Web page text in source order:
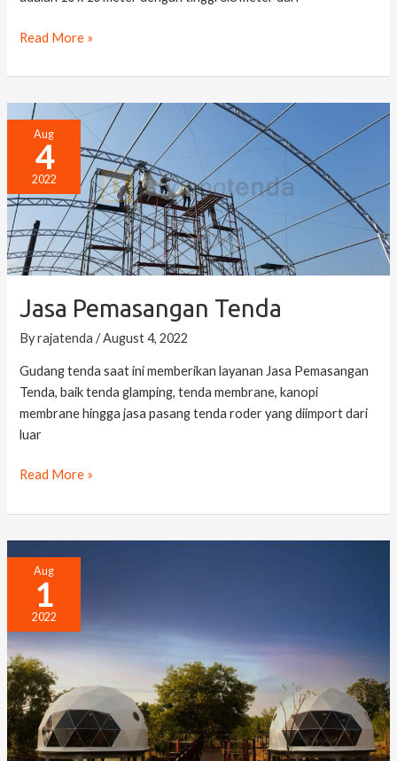
Read More »
Aug
4
2022
Jasa Pemasangan Tenda
Byrajatenda/August 4, 2022
Gudang tenda saat ini memberikan layanan Jasa Pemasangan
Tenda, baik tenda glamping, tenda membrane, kanopi
membrane hingga jasa pasang tenda roder yang diimport dari
luar
Jasa
Pemasangan
Tenda
Read More »
Aug
1
2022
Tenda Dome Geodesic, Glamping Unik Berbentuk Bola